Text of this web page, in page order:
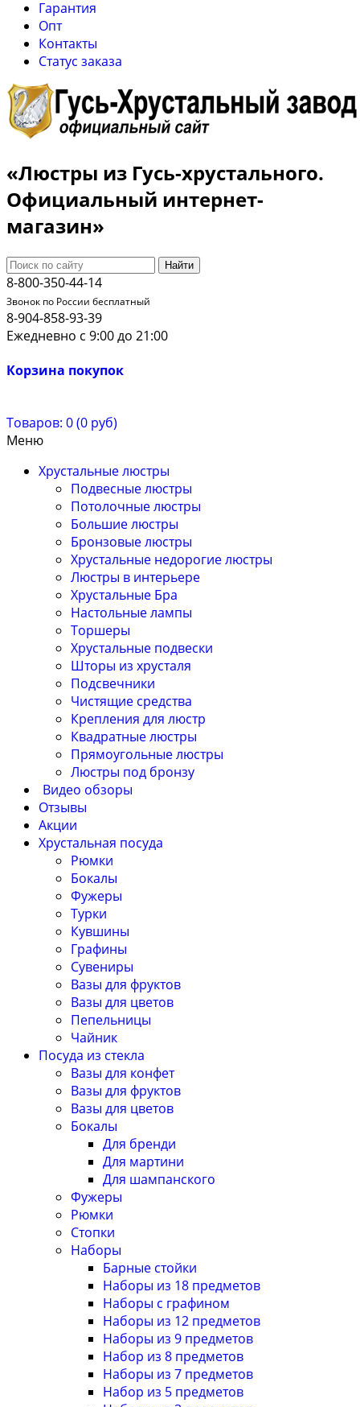
Гарантия
Опт
Контакты
Cтатус заказа
«Люстры из Гусь-хрустального.
Официальный интернет-
магазин»
Найти
8-800-350-44-14
Звонок по России бесплатный
8-904-858-93-39
Ежедневно с 9:00 до 21:00
Корзина покупок
Товаров: 0 (0 руб)
Меню
Хрустальные люстры
Подвесные люстры
Потолочные люстры
Большие люстры
Бронзовые люстры
Хрустальные недорогие люстры
Люстры в интерьере
Хрустальные Бра
Настольные лампы
Торшеры
Хрустальные подвески
Шторы из хрусталя
Подсвечники
Чистящие средства
Крепления для люстр
Квадратные люстры
Прямоугольные люстры
Люстры под бронзу
Видео обзоры
Отзывы
Акции
Хрустальная посуда
Рюмки
Бокалы
Фужеры
Турки
Кувшины
Графины
Сувениры
Вазы для фруктов
Вазы для цветов
Пепельницы
Чайник
Посуда из стекла
Вазы для конфет
Вазы для фруктов
Вазы для цветов
Бокалы
Для бренди
Для мартини
Для шампанского
Фужеры
Рюмки
Стопки
Наборы
Барные стойки
Наборы из 18 предметов
Наборы с графином
Наборы из 12 предметов
Наборы из 9 предметов
Набор из 8 предметов
Наборы из 7 предметов
Набор из 5 предметов